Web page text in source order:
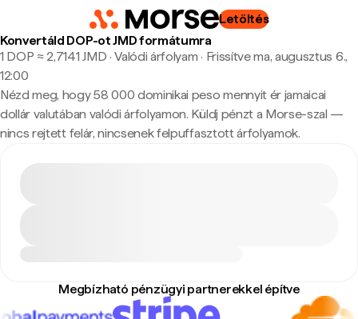
Letöltés
Konvertáld DOP-ot JMD formátumra
1 DOP ≈ 2,7141 JMD · Valódi árfolyam · Frissítve ma, augusztus 6.,
12:00
Nézd meg, hogy 58 000 dominikai peso mennyit ér jamaicai
dollár valutában valódi árfolyamon. Küldj pénzt a Morse-szal —
nincs rejtett felár, nincsenek felpuffasztott árfolyamok.
Megbízható pénzügyi partnerekkel építve